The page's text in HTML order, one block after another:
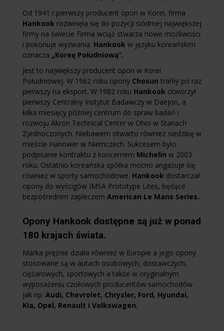
Od 1941 r.pierwszy producent opon w Korei, firma
Hankook rozwinęła się do pozycji siódmej największej
firmy na świecie Firma wciąż stwarza nowe możliwości
i pokonuje wyzwania. Hankook w języku koreańskim
oznacza „Koreę Południową”.
Jest to największy producent opon w Korei
Południowej. W 1962 roku opony Chosun trafiły po raz
pierwszy na eksport. W 1982 roku Hankook otworzył
pierwszy Centralny Instytut Badawczy w Daejon, a
kilka miesięcy później centrum do spraw badań i
rozwoju Akron Technical Center w Ohio w Stanach
Zjednoczonych. Niebawem otwarto również siedzibę w
mieście Hanower w Niemczech. Sukcesem było
podpisanie kontraktu z koncernem Michelin w 2003
roku. Ostatnio koreańska spółka mocno angażuje się
również w sporty samochodowe. Hankook dostarczał
opony do wyścigów IMSA Prototype Lites, będące
bezpośrednim zapleczem American Le Mans Series.
Opony Hankook dostępne są już w ponad
180 krajach świata.
Marka prężnie działa również w Europie a jego opony
stosowane są w autach osobowych, dostawczych,
ciężarowych, sportowych a także w oryginalnym
wyposażeniu czołowych producentów samochodów
jak np. Audi, Chevrolet, Chrysler, Ford, Hyundai,
Kia, Opel, Renault i Volkswagen.